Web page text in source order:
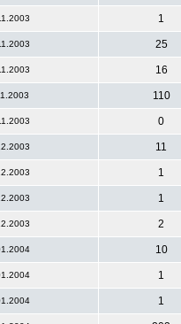
1
25
16
110
0
11
1
1
2
10
1
1